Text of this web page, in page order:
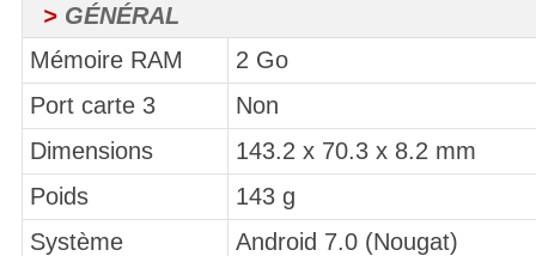
> GÉNÉRAL
Mémoire RAM
2 Go
Port carte 3
Non
Dimensions
143.2 x 70.3 x 8.2 mm
Poids
143 g
Système
Android 7.0 (Nougat)